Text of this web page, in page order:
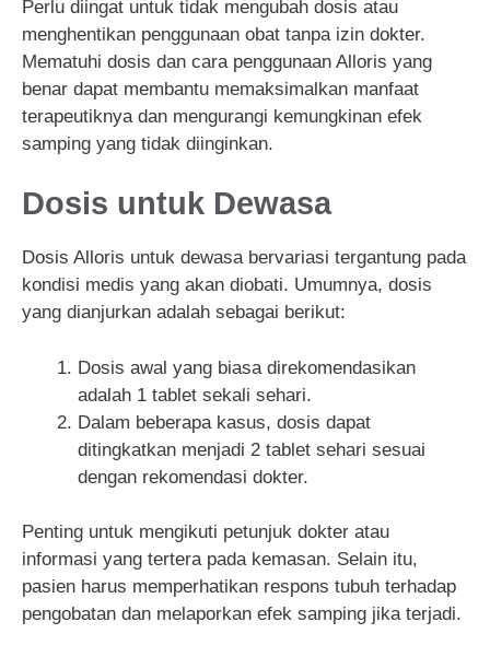
Perlu diingat untuk tidak mengubah dosis atau
menghentikan penggunaan obat tanpa izin dokter.
Mematuhi dosis dan cara penggunaan Alloris yang
benar dapat membantu memaksimalkan manfaat
terapeutiknya dan mengurangi kemungkinan efek
samping yang tidak diinginkan.
Dosis untuk Dewasa
Dosis Alloris untuk dewasa bervariasi tergantung pada
kondisi medis yang akan diobati. Umumnya, dosis
yang dianjurkan adalah sebagai berikut:
Dosis awal yang biasa direkomendasikan
adalah 1 tablet sekali sehari.
Dalam beberapa kasus, dosis dapat
ditingkatkan menjadi 2 tablet sehari sesuai
dengan rekomendasi dokter.
Penting untuk mengikuti petunjuk dokter atau
informasi yang tertera pada kemasan. Selain itu,
pasien harus memperhatikan respons tubuh terhadap
pengobatan dan melaporkan efek samping jika terjadi.